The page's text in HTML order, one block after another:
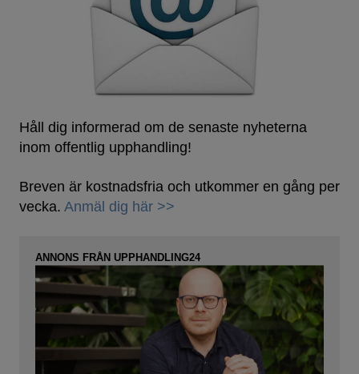
Håll dig informerad om de senaste nyheterna
inom offentlig upphandling!
Breven är kostnadsfria och utkommer en gång per
vecka. Anmäl dig här >>
ANNONS FRÅN UPPHANDLING24